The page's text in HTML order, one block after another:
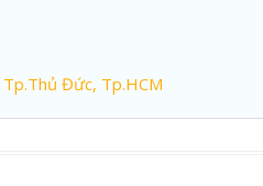
Đức, Tp.HCM